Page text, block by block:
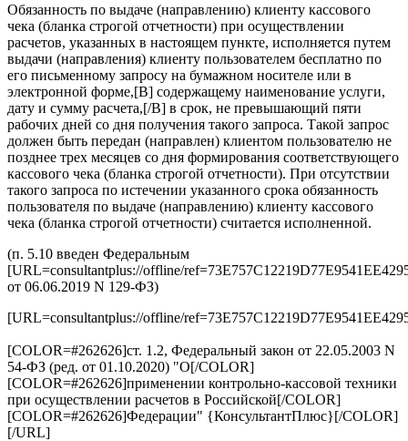
Обязанность по выдаче (направлению) клиенту кассового
чека (бланка строгой отчетности) при осуществлении
расчетов, указанных в настоящем пункте, исполняется путем
выдачи (направления) клиенту пользователем бесплатно по
его письменному запросу на бумажном носителе или в
электронной форме,[B] содержащему наименование услуги,
дату и сумму расчета,[/B] в срок, не превышающий пяти
рабочих дней со дня получения такого запроса. Такой запрос
должен быть передан (направлен) клиентом пользователю не
позднее трех месяцев со дня формирования соответствующего
кассового чека (бланка строгой отчетности). При отсутствии
такого запроса по истечении указанного срока обязанность
пользователя по выдаче (направлению) клиенту кассового
чека (бланка строгой отчетности) считается исполненной.
(п. 5.10 введен Федеральным
[URL=consultantplus://offline/
от 06.06.2019 N 129-ФЗ)
[URL=consultantplus://offline/
[COLOR=#262626]ст. 1.2, Федеральный закон от 22.05.2003 N
54-ФЗ (ред. от 01.10.2020) "О[/COLOR]
[COLOR=#262626]применении контрольно-кассовой техники
при осуществлении расчетов в Российской[/COLOR]
[COLOR=#262626]Федерации" {КонсультантПлюс}[/COLOR]
[/URL]